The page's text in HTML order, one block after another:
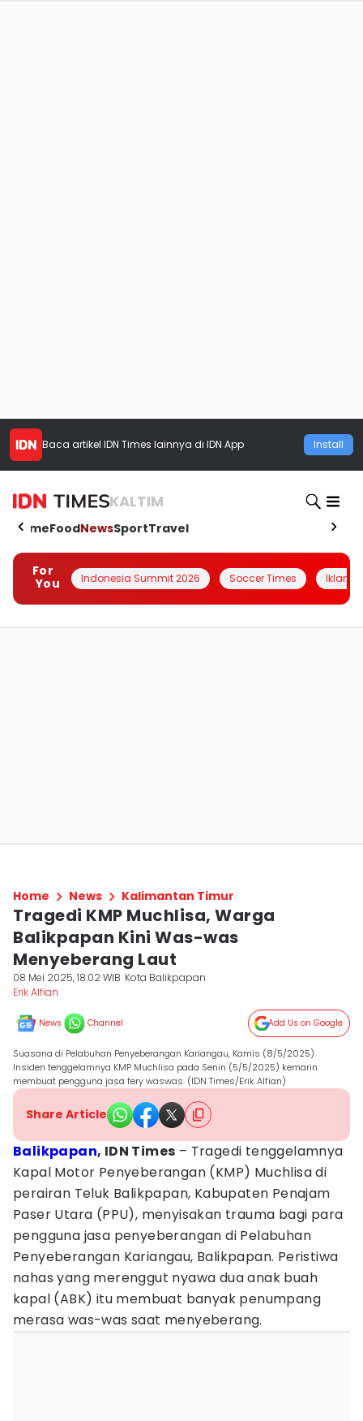
Baca artikel IDN Times lainnya di IDN App Install
KALTIM
HomeFoodNewsSportTravel
For
You
Indonesia Summit 2026 Soccer Times Iklanin
Home News Kalimantan Timur
Tragedi KMP Muchlisa, Warga
Balikpapan Kini Was-was
Menyeberang Laut
08 Mei 2025, 18:02 WIB Kota Balikpapan
Erik Alfian
News Channel Add Us on Google
Suasana di Pelabuhan Penyeberangan Kariangau, Kamis (8/5/2025).
Insiden tenggelamnya KMP Muchlisa pada Senin (5/5/2025) kemarin
membuat pengguna jasa fery waswas. (IDN Times/Erik Alfian)
Share Article
Balikpapan, IDN Times – Tragedi tenggelamnya
Kapal Motor Penyeberangan (KMP) Muchlisa di
perairan Teluk Balikpapan, Kabupaten Penajam
Paser Utara (PPU), menyisakan trauma bagi para
pengguna jasa penyeberangan di Pelabuhan
Penyeberangan Kariangau, Balikpapan. Peristiwa
nahas yang merenggut nyawa dua anak buah
kapal (ABK) itu membuat banyak penumpang
merasa was-was saat menyeberang.